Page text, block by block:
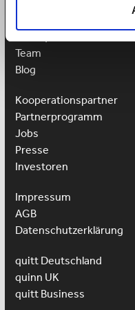
Team
Blog
Kooperationspartner
Partnerprogramm
Jobs
Presse
Investoren
Impressum
AGB
Datenschutzerklärung
quitt Deutschland
quinn UK
quitt Business